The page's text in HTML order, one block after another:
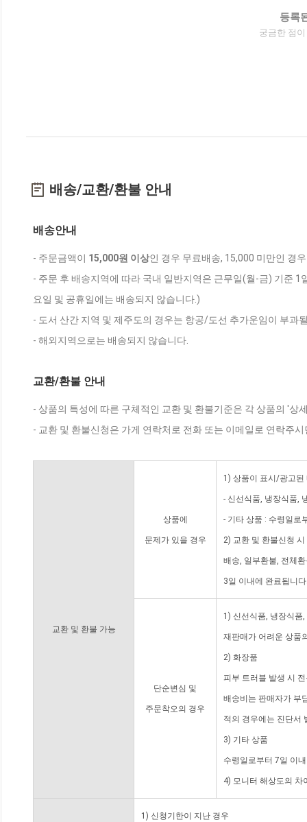
등록
궁금한 점
배송/교환/환불 안내
배송안내
- 주문금액이 15,000원 이상인 경우 무료배송, 15,000 미만인 경
- 주문 후 배송지역에 따라 국내 일반지역은 근무일(월-금) 기준
요일 및 공휴일에는 배송되지 않습니다.)
- 도서 산간 지역 및 제주도의 경우는 항공/도선 추가운임이 부과
- 해외지역으로는 배송되지 않습니다.
교환/환불 안내
- 상품의 특성에 따른 구체적인 교환 및 환불기준은 각 상품의 '상
- 교환 및 환불신청은 가게 연락처로 전화 또는 이메일로 연락주
교환 및 환불 가능
상품에
문제가 있을 경우
1) 상품이 표시/광고된
- 신선식품, 냉장식품,
- 기타 상품 : 수령일로
2) 교환 및 환불신청
배송, 일부환불, 전체
3일 이내에 완료됩니
단순변심 및
주문착오의 경우
1) 신선식품, 냉장식품
재판매가 어려운 상품
2) 화장품
피부 트러블 발생 시
배송비는 판매자가 부
적의 경우에는 진단서
3) 기타 상품
수령일로부터 7일 이
4) 모니터 해상도의 차
1) 신청기한이 지난 경우